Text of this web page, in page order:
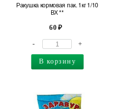
Ракушка кормовая пак. 1кг 1/10
ВХ **
60
- +
В корзину